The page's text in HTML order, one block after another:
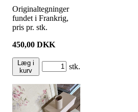
Originaltegninger
fundet i Frankrig,
pris pr. stk.
450,00 DKK
Læg i
kurv
stk.